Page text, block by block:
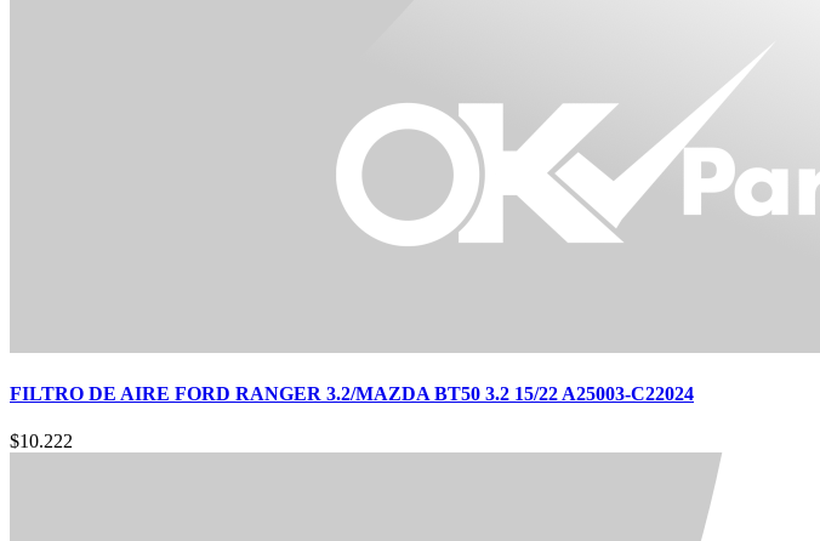
FILTRO DE AIRE FORD RANGER 3.2/MAZDA BT50 3.2 15/22 A25003-C22024
$10.222